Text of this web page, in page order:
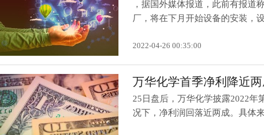
，据国外媒体报道，此前有报道
厂，将在下月开始设备的安装，
2022-04-26 00:35:00
万华化学首季净利降近
25日盘后，万华化学披露2022年
况下，净利润回落近两成。具体